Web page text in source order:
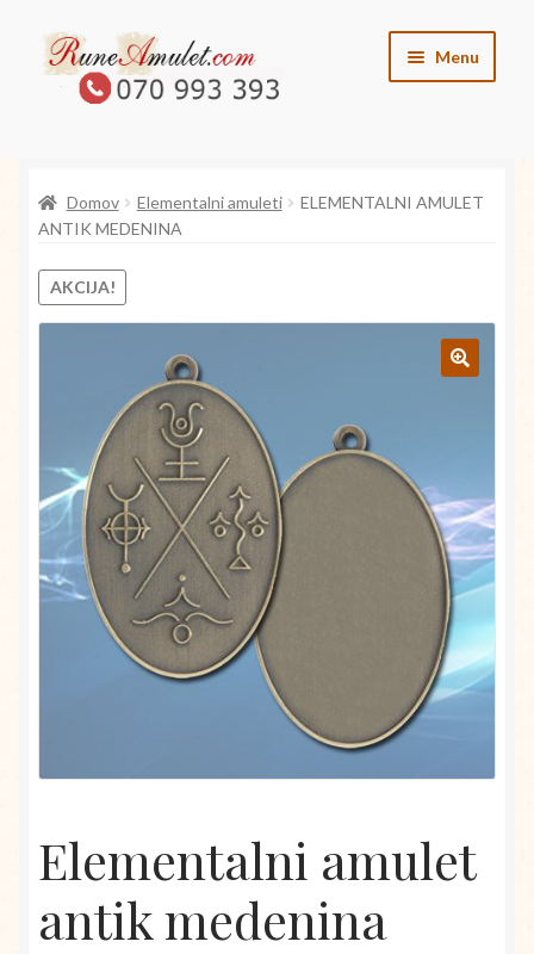
Skip
to
navigation
Skip
to
content
Menu
O angelih
O vilincih
O elementih
Trgovina
Domov Elementalni amuleti
ELEMENTALNI AMULET
ANTIK MEDENINA
AKCIJA!
Elementalni amulet
antik medenina